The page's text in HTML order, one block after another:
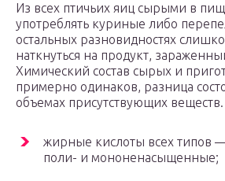
Из всех птичьих яиц сырыми в
употреблять куриные либо
остальных разновидностях
наткнуться на продукт,
Химический состав сырых и
примерно одинаков, разница
объемах присутствующих веществ.
жирные кислоты всех типов
поли- и мононенасыщенные;